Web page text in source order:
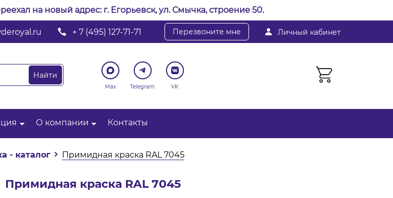
на новый адрес: г. Егорьевск, ул. Смычка, строение 50.
Личный кабинет
+ 7 (495) 127-71-71 Перезвоните мне
Max Telegram VK
О компании Контакты
- каталог Примидная краска RAL 7045
Примидная краска RAL 7045